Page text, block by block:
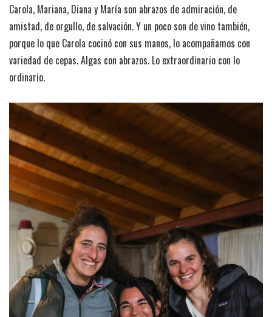
Carola, Mariana, Diana y María son abrazos de admiración, de
amistad, de orgullo, de salvación. Y un poco son de vino también,
porque lo que Carola cocinó con sus manos, lo acompañamos con
variedad de cepas. Algas con abrazos. Lo extraordinario con lo
ordinario.